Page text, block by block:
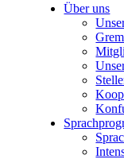
Über uns